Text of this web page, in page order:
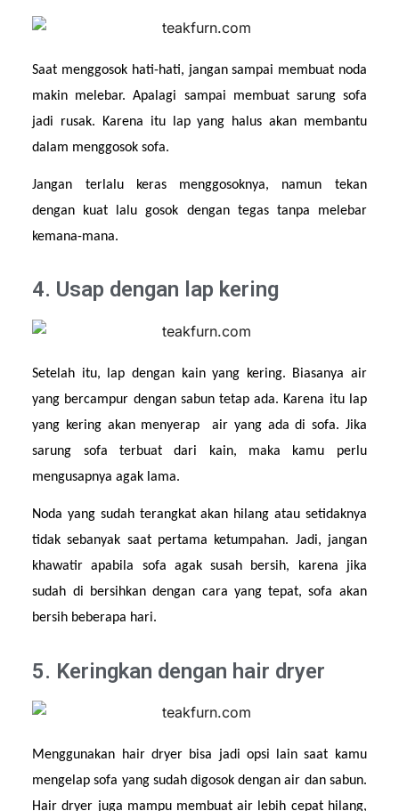
Saat menggosok hati-hati, jangan sampai membuat noda
makin melebar. Apalagi sampai membuat sarung sofa
jadi rusak. Karena itu lap yang halus akan membantu
dalam menggosok sofa.
Jangan terlalu keras menggosoknya, namun tekan
dengan kuat lalu gosok dengan tegas tanpa melebar
kemana-mana.
4. Usap dengan lap kering
Setelah itu, lap dengan kain yang kering. Biasanya air
yang bercampur dengan sabun tetap ada. Karena itu lap
yang kering akan menyerap  air yang ada di sofa. Jika
sarung sofa terbuat dari kain, maka kamu perlu
mengusapnya agak lama.
Noda yang sudah terangkat akan hilang atau setidaknya
tidak sebanyak saat pertama ketumpahan. Jadi, jangan
khawatir apabila sofa agak susah bersih, karena jika
sudah di bersihkan dengan cara yang tepat, sofa akan
bersih beberapa hari.
5. Keringkan dengan hair dryer
Menggunakan hair dryer bisa jadi opsi lain saat kamu
mengelap sofa yang sudah digosok dengan air dan sabun.
Hair dryer juga mampu membuat air lebih cepat hilang,